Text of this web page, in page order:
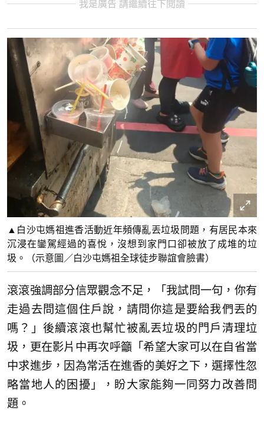
我是廣告 請繼續往下閱讀
▲白沙屯媽祖進香活動近年頻傳亂丟垃圾問題，有居民本來
沉浸在鑾駕經過的喜悅，沒想到家門口卻被放了成堆的垃
圾。（示意圖／白沙屯媽祖全球徒步聯誼會臉書）
滾滾強調部分信眾觀念不足，「我試問一句，你有
走過去問這個住戶說，請問你這是要給我們丟的
嗎？」後續滾滾也幫忙被亂丟垃圾的門戶清理垃
圾，更在影片中再次呼籲「希望大家可以在自省當
中求進步，因為常活在進香的美好之下，選擇性忽
略當地人的困擾」，盼大家能夠一同努力改善問
題。